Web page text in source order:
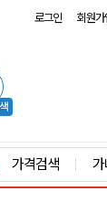
로그인 회원가
가격검색